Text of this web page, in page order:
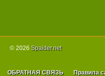
© 2026 Spаider.net
ОБРАТНАЯ СВЯЗЬ Правила